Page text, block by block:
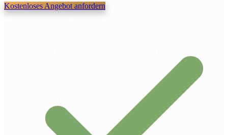
Kostenloses Angebot anfordern